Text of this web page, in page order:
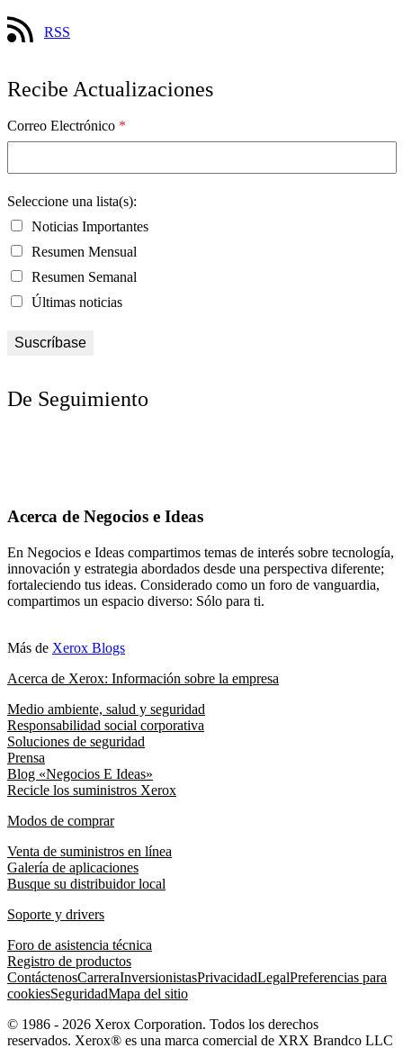
RSS
Recibe Actualizaciones
Correo Electrónico *
Seleccione una lista(s):
Noticias Importantes
Resumen Mensual
Resumen Semanal
Últimas noticias
De Seguimiento
Acerca de Negocios e Ideas
En Negocios e Ideas compartimos temas de interés sobre tecnología,
innovación y estrategia abordados desde una perspectiva diferente;
fortaleciendo tus ideas. Considerado como un foro de vanguardia,
compartimos un espacio diverso: Sólo para ti.
Más de Xerox Blogs
Acerca de Xerox: Información sobre la empresa
Medio ambiente, salud y seguridad
Responsabilidad social corporativa
Soluciones de seguridad
Prensa
Blog «Negocios E Ideas»
Recicle los suministros Xerox
Modos de comprar
Venta de suministros en línea
Galería de aplicaciones
Busque su distribuidor local
Soporte y drivers
Foro de asistencia técnica
Registro de productos
ContáctenosCarreraInversionistasPrivacidadLegalPreferencias para
cookiesSeguridadMapa del sitio
© 1986 - 2026 Xerox Corporation. Todos los derechos
reservados. Xerox® es una marca comercial de XRX Brandco LLC